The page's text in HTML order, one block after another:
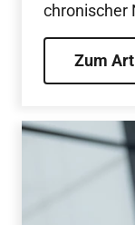
chronischer
zeigte unter
Zum